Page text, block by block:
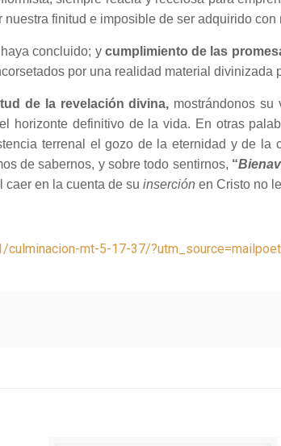
finitud e imposible de ser adquirido con
concluido; y cumplimiento de las
por una realidad material divinizada
de la revelación divina, mostrándonos
horizonte definitivo de la vida. En otras
terrenal el gozo de la eternidad y de la
de sabernos, y sobre todo sentirnos, “
caer en la cuenta de suinserción en Cristo no
mt-5-17-37/